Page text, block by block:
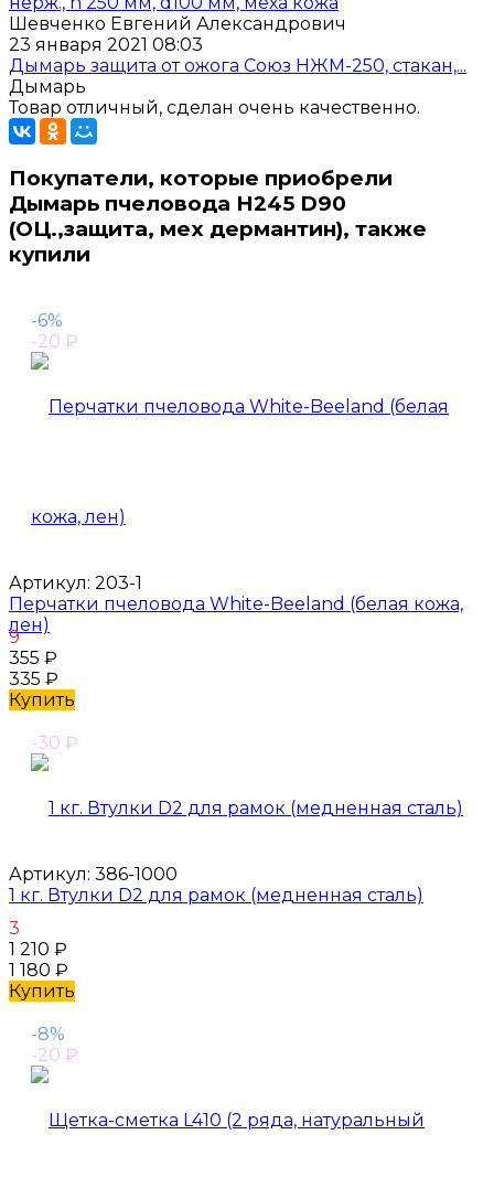
Шевченко Евгений Александрович
23 января 2021 08:03
Дымарь защита от ожога Союз НЖМ-250, стакан,...
Дымарь
Товар отличный, сделан очень качественно.
Покупатели, которые приобрели
Дымарь пчеловода H245 D90
(ОЦ.,защита, мех дермантин), также
купили
-6%
-20 ₽
Артикул: 203-1
Перчатки пчеловода White-Beeland (белая кожа,
лен)
9
355 ₽
335 ₽
Купить
-30 ₽
Артикул: 386-1000
1 кг. Втулки D2 для рамок (медненная сталь)
3
1 210 ₽
1 180 ₽
Купить
-8%
-20 ₽